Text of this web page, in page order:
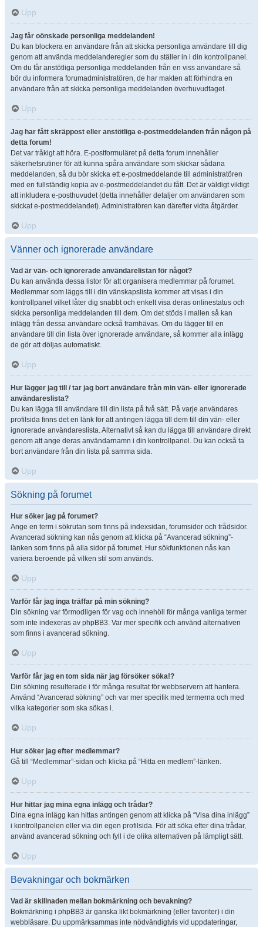
Upp
Jag får oönskade personliga meddelanden!
Du kan blockera en användare från att skicka personliga användare till dig
genom att använda meddelanderegler som du ställer in i din kontrollpanel.
Om du får anstötliga personliga meddelanden från en viss användare så
bör du informera forumadministratören, de har makten att förhindra en
användare från att skicka personliga meddelanden överhuvudtaget.
Upp
Jag har fått skräppost eller anstötliga e-postmeddelanden från någon på
detta forum!
Det var tråkigt att höra. E-postformuläret på detta forum innehåller
säkerhetsrutiner för att kunna spåra användare som skickar sådana
meddelanden, så du bör skicka ett e-postmeddelande till administratören
med en fullständig kopia av e-postmeddelandet du fått. Det är väldigt viktigt
att inkludera e-posthuvudet (detta innehåller detaljer om användaren som
skickat e-postmeddelandet). Administratören kan därefter vidta åtgärder.
Upp
Vänner och ignorerade användare
Vad är vän- och ignorerade användarelistan för något?
Du kan använda dessa listor för att organisera medlemmar på forumet.
Medlemmar som läggs till i din vänskapslista kommer att visas i din
kontrollpanel vilket låter dig snabbt och enkelt visa deras onlinestatus och
skicka personliga meddelanden till dem. Om det stöds i mallen så kan
inlägg från dessa användare också framhävas. Om du lägger till en
användare till din lista över ignorerade användare, så kommer alla inlägg
de gör att döljas automatiskt.
Upp
Hur lägger jag till / tar jag bort användare från min vän- eller ignorerade
användareslista?
Du kan lägga till användare till din lista på två sätt. På varje användares
profilsida finns det en länk för att antingen lägga till dem till din vän- eller
ignorerade användareslista. Alternativt så kan du lägga till användare direkt
genom att ange deras användarnamn i din kontrollpanel. Du kan också ta
bort användare från din lista på samma sida.
Upp
Sökning på forumet
Hur söker jag på forumet?
Ange en term i sökrutan som finns på indexsidan, forumsidor och trådsidor.
Avancerad sökning kan nås genom att klicka på “Avancerad sökning”-
länken som finns på alla sidor på forumet. Hur sökfunktionen nås kan
variera beroende på vilken stil som används.
Upp
Varför får jag inga träffar på min sökning?
Din sökning var förmodligen för vag och innehöll för många vanliga termer
som inte indexeras av phpBB3. Var mer specifik och använd alternativen
som finns i avancerad sökning.
Upp
Varför får jag en tom sida när jag försöker söka!?
Din sökning resulterade i för många resultat för webbservern att hantera.
Använd “Avancerad sökning” och var mer specifik med termerna och med
vilka kategorier som ska sökas i.
Upp
Hur söker jag efter medlemmar?
Gå till “Medlemmar”-sidan och klicka på “Hitta en medlem”-länken.
Upp
Hur hittar jag mina egna inlägg och trådar?
Dina egna inlägg kan hittas antingen genom att klicka på “Visa dina inlägg”
i kontrollpanelen eller via din egen profilsida. För att söka efter dina trådar,
använd avancerad sökning och fyll i de olika alternativen på lämpligt sätt.
Upp
Bevakningar och bokmärken
Vad är skillnaden mellan bokmärkning och bevakning?
Bokmärkning i phpBB3 är ganska likt bokmärkning (eller favoriter) i din
webbläsare. Du uppmärksammas inte nödvändigtvis vid uppdateringar,